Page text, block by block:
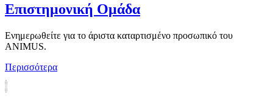
Επιστημονική Ομάδα
Ενημερωθείτε για το άριστα καταρτισμένο προσωπικό του
ANIMUS.
Περισσότερα